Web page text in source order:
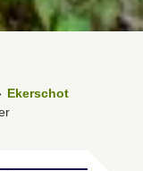
Ekerschot